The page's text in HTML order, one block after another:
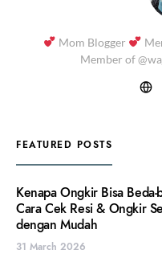
Mom Blogger
Member of
FEATURED POSTS
Kenapa Ongkir Bisa Beda-
Cara Cek Resi & Ongkir
dengan Mudah
31 March 2026